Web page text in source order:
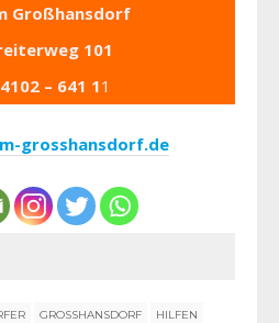
Großhansdorf
101
– 641 11
grosshansdorf.de
GROSSHANSDORF
HILFEN